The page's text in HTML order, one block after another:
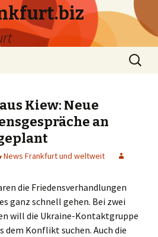
Search
for:
Kiew: Neue
an
News Frankfurt und weltweit
die Friedensverhandlungen
ganz schnell gehen. Bei zwei
will die Ukraine-Kontaktgruppe
dem Konflikt suchen. Auch die